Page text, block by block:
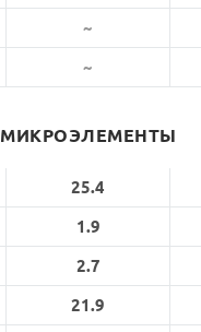
~
~
МИКРОЭЛЕМЕНТЫ
25.4
1.9
2.7
21.9